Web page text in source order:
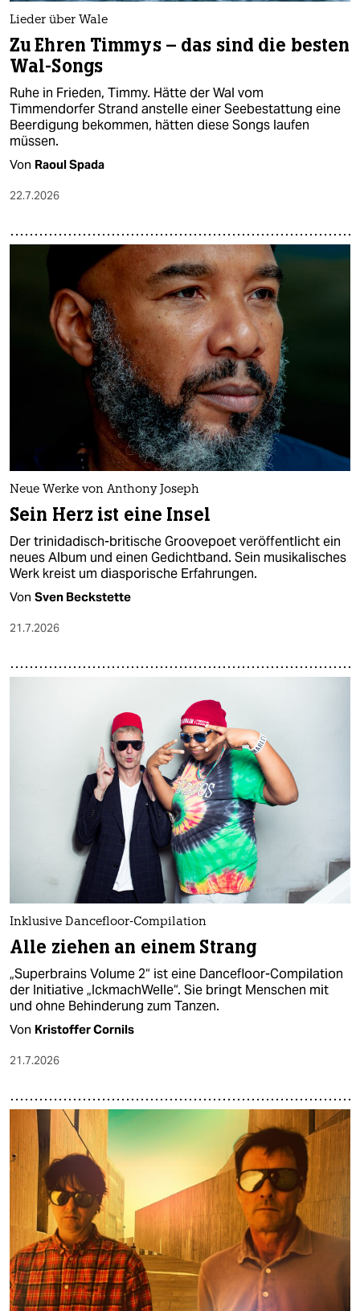
Lieder über Wale
Zu Ehren Timmys – das sind die besten
Wal-Songs
Ruhe in Frieden, Timmy. Hätte der Wal vom
Timmendorfer Strand anstelle einer Seebestattung eine
Beerdigung bekommen, hätten diese Songs laufen
müssen.
Von Raoul Spada
22.7.2026
Neue Werke von Anthony Joseph
Sein Herz ist eine Insel
Der trinidadisch-britische Groovepoet veröffentlicht ein
neues Album und einen Gedichtband. Sein musikalisches
Werk kreist um diasporische Erfahrungen.
Von Sven Beckstette
21.7.2026
Inklusive Dancefloor-Compilation
Alle ziehen an einem Strang
„Superbrains Volume 2“ ist eine Dancefloor-Compilation
der Initiative „IckmachWelle“. Sie bringt Menschen mit
und ohne Behinderung zum Tanzen.
Von Kristoffer Cornils
21.7.2026